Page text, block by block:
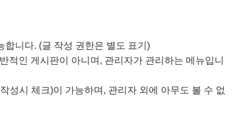
검은색 거실 캄툴린포체께 가피 받은 제리
합니다. (글 작성 권한은 별도 표기)
적인 게시판이 아니며, 관리자가 관리하는 메뉴입니
성시 체크)이 가능하며, 관리자 외에 아무도 볼 수 없